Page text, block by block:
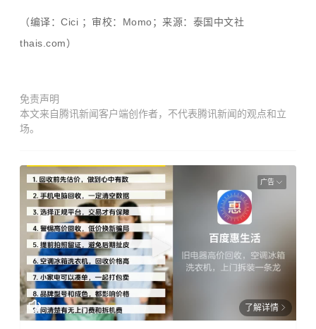
（编译：Cici ；审校：Momo；来源：泰国中文社
thais.com）
免责声明
本文来自腾讯新闻客户端创作者，不代表腾讯新闻的观点和立
场。
广告
了解详情